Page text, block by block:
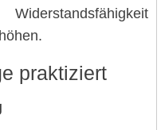
praktiziert